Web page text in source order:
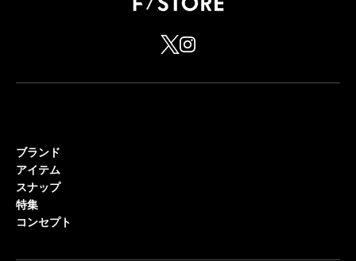
ブランド
アイテム
スナップ
特集
コンセプト